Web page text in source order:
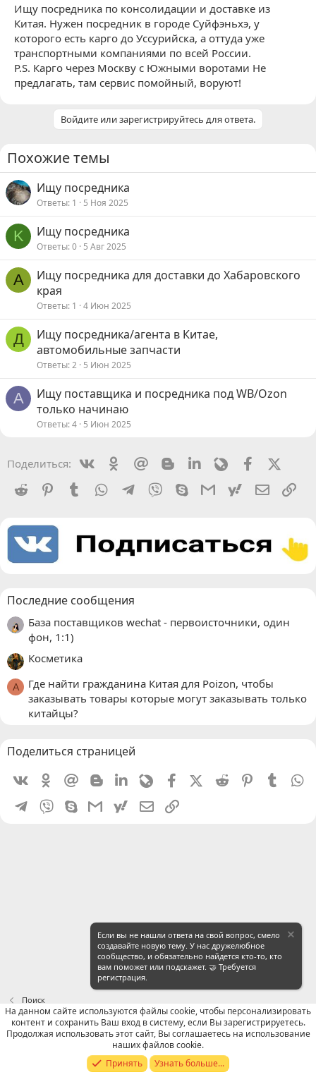
Ищу посредника по консолидации и доставке из
Китая. Нужен посредник в городе Суйфэньхэ, у
которого есть карго до Уссурийска, а оттуда уже
транспортными компаниями по всей России.
P.S. Карго через Москву с Южными воротами Не
предлагать, там сервис помойный, воруют!
Войдите или зарегистрируйтесь для ответа.
Похожие темы
Ищу посредника
Ответы 1 5 Ноя 2025
K Ищу посредника
Ответы 0 5 Авг 2025
А
Ищу посредника для доставки до Хабаровского
края
Ответы 1 4 Июн 2025
Д
Ищу посредника/агента в Китае,
автомобильные запчасти
Ответы 2 5 Июн 2025
А
Ищу поставщика и посредника под WB/Ozon
только начинаю
Ответы 4 5 Июн 2025
Поделиться: VkontakteOdnoklassniki
Mail.ru BloggerLinkedinLivejournalFacebook
Reddit
PinterestTumblr WhatsAppTelegram
Viber SkypeGmailyahoomail
Последние сообщения
База поставщиков wechat - первоисточники, один
фон, 1:1)
Косметика
A
Где найти гражданина Китая для Poizon, чтобы
заказывать товары которые могут заказывать только
китайцы?
Поделиться страницей
VkontakteOdnoklassniki
Mail.ru BloggerLinkedin
LivejournalFacebookX (Twitter)
Reddit PinterestTumblr
Telegram
Viber SkypeGmailyahoomailЭлектронная почта
Поиск
Russian (RU)
Условия и правила
Политика конфиденциальности
Помощь
R
S
Если вы не нашли ответа на свой вопрос, смело
создавайте новую тему. У нас дружелюбное
сообщество, и обязательно найдется кто-то, кто
вам поможет или подскажет. 🤝 Требуется
регистрация.
На данном сайте используются файлы cookie, чтобы персонализировать
контент и сохранить Ваш вход в систему, если Вы зарегистрируетесь.
Продолжая использовать этот сайт, Вы соглашаетесь на использование
наших файлов cookie.
Принять
Узнать больше...